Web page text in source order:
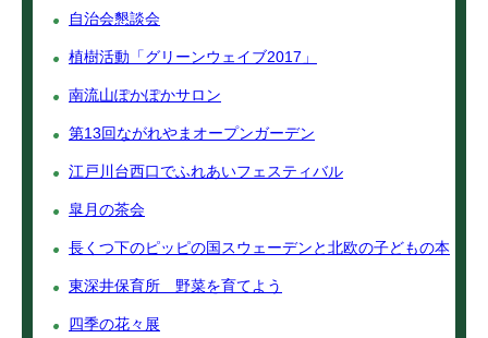
自治会懇談会
植樹活動「グリーンウェイブ2017」
南流山ぽかぽかサロン
第13回ながれやまオープンガーデン
江戸川台西口でふれあいフェスティバル
皐月の茶会
長くつ下のピッピの国スウェーデンと北欧の子どもの本
東深井保育所 野菜を育てよう
四季の花々展